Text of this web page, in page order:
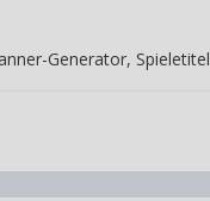
Generator,